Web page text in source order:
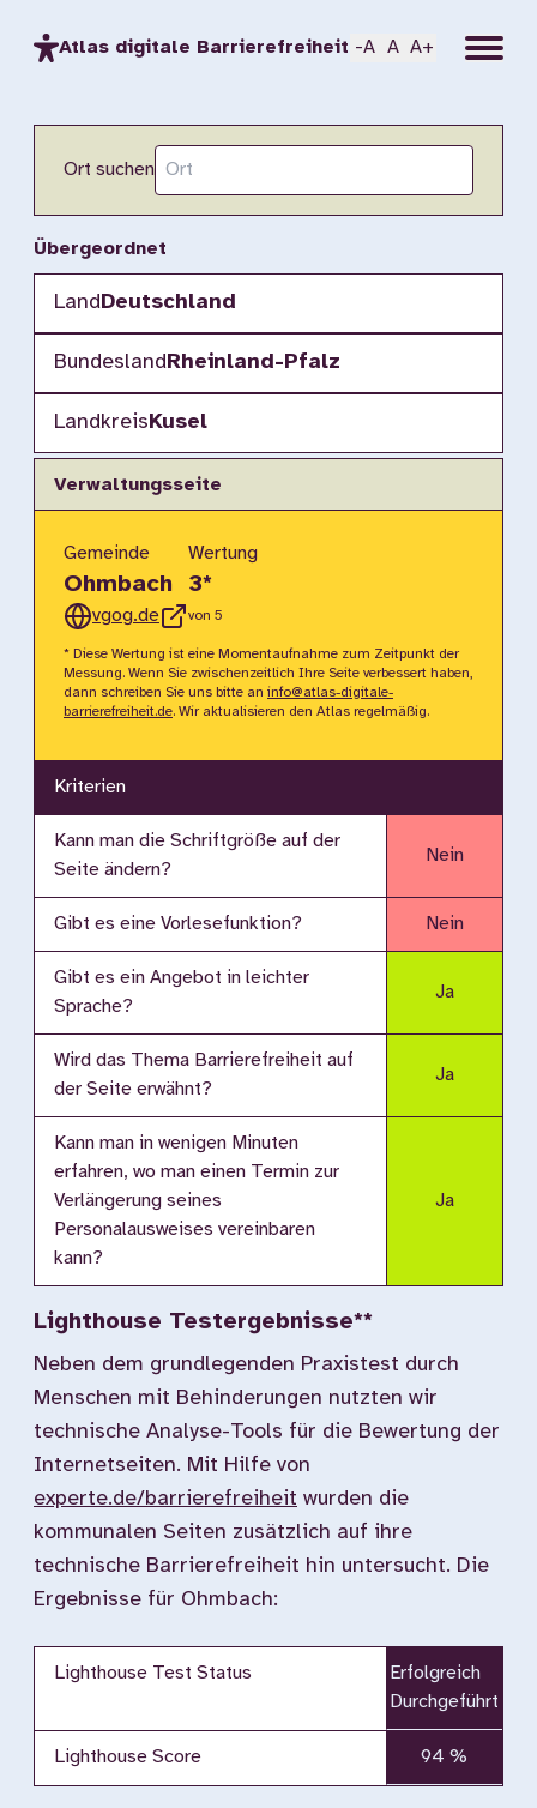
Atlas digitale Barrierefreiheit -A A A+ Menu
Ort suchen
Übergeordnet
LandDeutschland
BundeslandRheinland-Pfalz
LandkreisKusel
Verwaltungsseite
Gemeinde
Ohmbach
vgog.de
Wertung
3*
von 5
* Diese Wertung ist eine Momentaufnahme zum Zeitpunkt der
Messung. Wenn Sie zwischenzeitlich Ihre Seite verbessert haben,
dann schreiben Sie uns bitte an info@atlas-digitale-
barrierefreiheit.de. Wir aktualisieren den Atlas regelmäßig.
Kriterien
Kann man die Schriftgröße auf der
Seite ändern?
Nein
Gibt es eine Vorlesefunktion? Nein
Gibt es ein Angebot in leichter
Sprache?
Ja
Wird das Thema Barrierefreiheit auf
der Seite erwähnt?
Ja
Kann man in wenigen Minuten
erfahren, wo man einen Termin zur
Verlängerung seines
Personalausweises vereinbaren
kann?
Ja
Lighthouse Testergebnisse**
Neben dem grundlegenden Praxistest durch
Menschen mit Behinderungen nutzten wir
technische Analyse-Tools für die Bewertung der
Internetseiten. Mit Hilfe von
experte.de/barrierefreiheit wurden die
kommunalen Seiten zusätzlich auf ihre
technische Barrierefreiheit hin untersucht. Die
Ergebnisse für Ohmbach:
Lighthouse Test Status
Erfolgreich
Durchgeführt
Lighthouse Score 94 %